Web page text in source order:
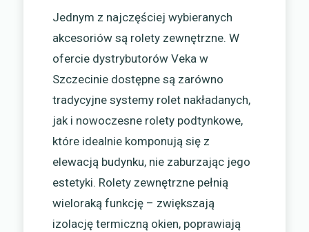
Jednym z najczęściej wybieranych
akcesoriów są rolety zewnętrzne. W
ofercie dystrybutorów Veka w
Szczecinie dostępne są zarówno
tradycyjne systemy rolet nakładanych,
jak i nowoczesne rolety podtynkowe,
które idealnie komponują się z
elewacją budynku, nie zaburzając jego
estetyki. Rolety zewnętrzne pełnią
wieloraką funkcję – zwiększają
izolację termiczną okien, poprawiają